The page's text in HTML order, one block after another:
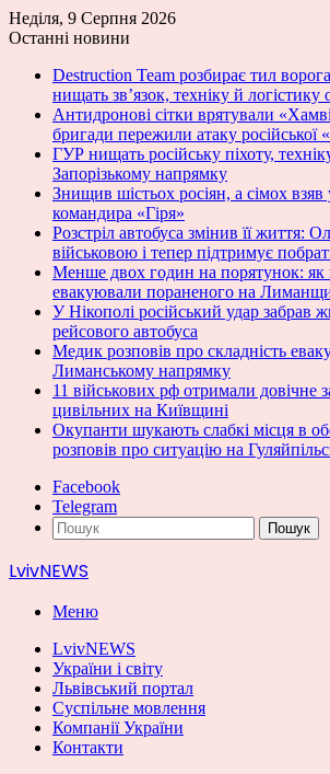
Неділя, 9 Серпня 2026
Останні новини
Destruction Team розбирає тил
нищать зв’язок, техніку й логістику
Антидронові сітки врятували
бригади пережили атаку російської
ГУР нищать російську піхоту,
Запорізькому напрямку
Знищив шістьох росіян, а сімох взяв
командира «Гіря»
Розстріл автобуса змінив її життя:
військовою і тепер підтримує
Менше двох годин на порятунок:
евакуювали пораненого на
У Нікополі російський удар забрав
рейсового автобуса
Медик розповів про складність
Лиманському напрямку
11 військових рф отримали довічне
цивільних на Київщині
Окупанти шукають слабкі місця в
розповів про ситуацію на
Facebook
Telegram
Пошук
LvivNEWS
Меню
LvivNEWS
України і світу
Львівський портал
Суспільне мовлення
Компанії України
Контакти